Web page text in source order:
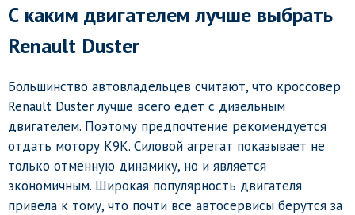
С каким двигателем лучше выбрать
Renault Duster
Большинство автовладельцев считают, что кроссовер
Renault Duster лучше всего едет с дизельным
двигателем. Поэтому предпочтение рекомендуется
отдать мотору K9K. Силовой агрегат показывает не
только отменную динамику, но и является
экономичным. Широкая популярность двигателя
привела к тому, что почти все автосервисы берутся за